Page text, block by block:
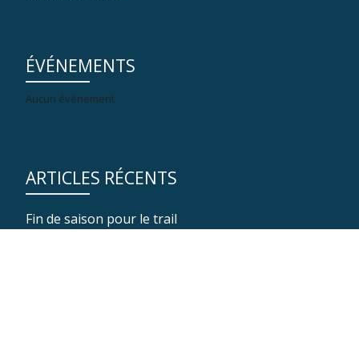
ÉVÉNEMENTS
Aucun événement
ARTICLES RÉCENTS
Fin de saison pour le trail